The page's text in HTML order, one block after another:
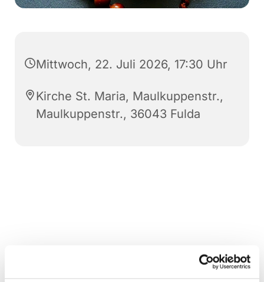
Mittwoch, 22. Juli 2026, 17:30 Uhr
Kirche St. Maria, Maulkuppenstr.,
Maulkuppenstr., 36043 Fulda